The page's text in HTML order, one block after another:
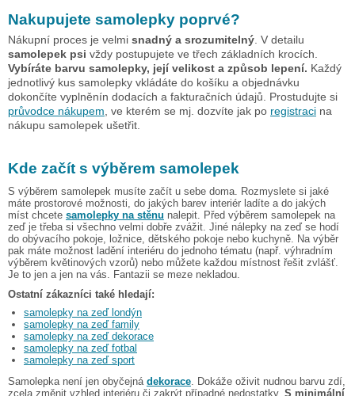
Nakupujete samolepky poprvé?
Nákupní proces je velmi snadný a srozumitelný . V detailu
samolepek psi vždy postupujete ve třech základních krocích.
Vybíráte barvu samolepky, její velikost a způsob lepení. Každý
jednotlivý kus samolepky vkládáte do košíku a objednávku
dokončíte vyplněnín dodacích a fakturačních údajů. Prostudujte si
průvodce nákupem , ve kterém se mj. dozvíte jak po registraci na
nákupu samolepek ušetřit.
Kde začít s výběrem samolepek
S výběrem samolepek musíte začít u sebe doma. Rozmyslete si jaké
máte prostorové možnosti, do jakých barev interiér ladíte a do jakých
míst chcete samolepky na stěnu nalepit. Před výběrem samolepek na
zeď je třeba si všechno velmi dobře zvážit. Jiné nálepky na zeď se hodí
do obývacího pokoje, ložnice, dětského pokoje nebo kuchyně. Na výběr
pak máte možnost ladění interiéru do jednoho tématu (např. výhradním
výběrem květinových vzorů) nebo můžete každou místnost řešit zvlášť.
Je to jen a jen na vás. Fantazii se meze nekladou.
Ostatní zákazníci také hledají:
samolepky na zeď londýn
samolepky na zeď family
samolepky na zeď dekorace
samolepky na zeď fotbal
samolepky na zeď sport
Samolepka není jen obyčejná dekorace. Dokáže oživit nudnou barvu zdí,
zcela změnit vzhled interiéru či zakrýt případné nedostatky. S minimální